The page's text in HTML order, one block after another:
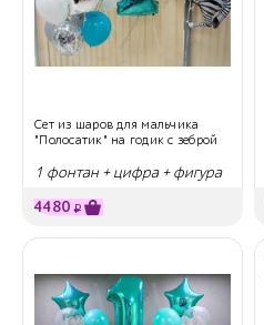
Сет из шаров для мальчика
"Полосатик" на годик с зеброй
1 фонтан + цифра + фигура
4480 ₽